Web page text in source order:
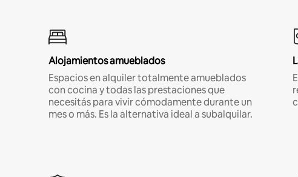
Alojamientos amueblados
Espacios en alquiler totalmente amueblados
con cocina y todas las prestaciones que
necesitás para vivir cómodamente durante un
mes o más. Es la alternativa ideal a subalquilar.